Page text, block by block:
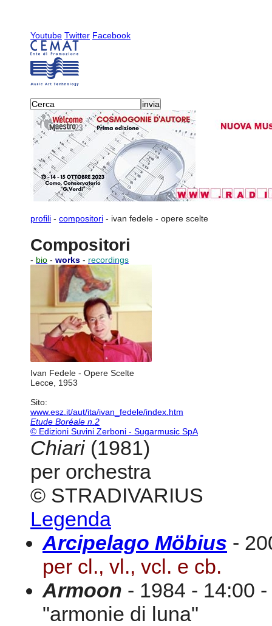
Youtube Twitter Facebook
profili - compositori - ivan fedele - opere scelte
Compositori
- bio - works - recordings
Ivan Fedele - Opere Scelte
Lecce, 1953
Sito:
www.esz.it/aut/ita/ivan_fedele/index.htm
Etude Boréale n.2
© Edizioni Suvini Zerboni - Sugarmusic SpA
Chiari(1981)
per orchestra
© STRADIVARIUS
Legenda
Arcipelago Möbius -
per cl., vl., vcl. e cb.
Armoon - 1984 - 14:00
"armonie di luna"